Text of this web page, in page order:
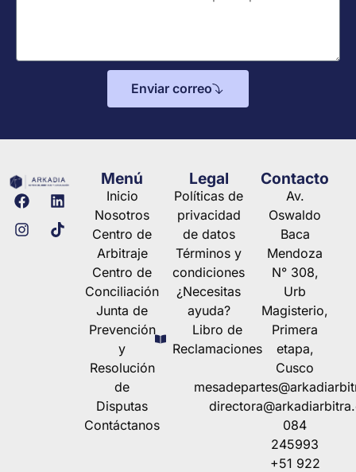
Enviar correo
Menú
Inicio
Nosotros
Centro de
Arbitraje
Centro de
Conciliación
Junta de
Prevención
y
Resolución
de
Disputas
Contáctanos
Legal
Políticas de
privacidad
de datos
Términos y
condiciones
¿Necesitas
ayuda?
Libro de
Reclamaciones
Contacto
Av.
Oswaldo
Baca
Mendoza
N° 308,
Urb
Magisterio,
Primera
etapa,
Cusco
084
245993
+51 922